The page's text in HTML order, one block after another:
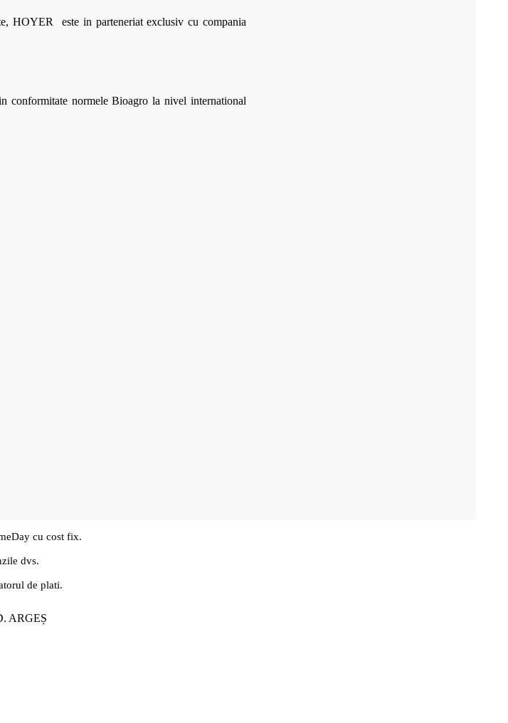
HOYER este in parteneriat exclusiv cu compania
conformitate normele Bioagro la nivel international
cu cost fix.
dvs.
de plati.
ARGEȘ